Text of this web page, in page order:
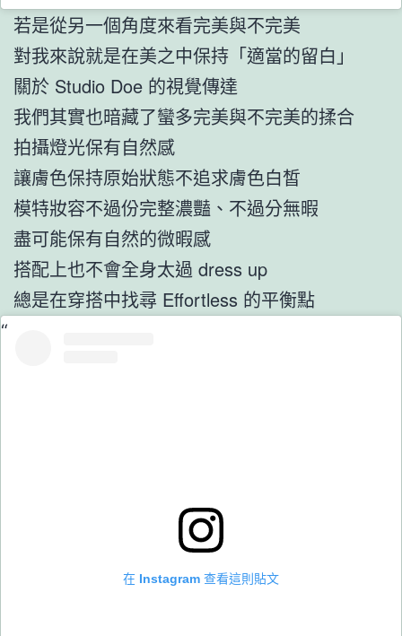
若是從另一個角度來看完美與不完美
對我來說就是在美之中保持「適當的留白」
關於 Studio Doe 的視覺傳達
我們其實也暗藏了蠻多完美與不完美的揉合
拍攝燈光保有自然感
讓膚色保持原始狀態不追求膚色白皙
模特妝容不過份完整濃豔、不過分無暇
盡可能保有自然的微暇感
搭配上也不會全身太過 dress up
總是在穿搭中找尋 Effortless 的平衡點
在 Instagram 查看這則貼文